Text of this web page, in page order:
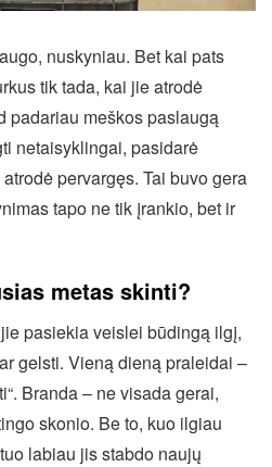
nuskyniau. Bet kai pats
tik tada, kai jie atrodė
padariau meškos paslaugą
netaisyklingai, pasidarė
pervargęs. Tai buvo gera
tapo ne tik įrankio, bet ir
metas skinti?
pasiekia veislei būdingą ilgį,
gelsti. Vieną dieną praleidai –
Branda – ne visada gerai,
skonio. Be to, kuo ilgiau
labiau jis stabdo naujų